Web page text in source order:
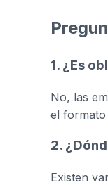
1. ¿Es
No, las
el formato
2.
Existen